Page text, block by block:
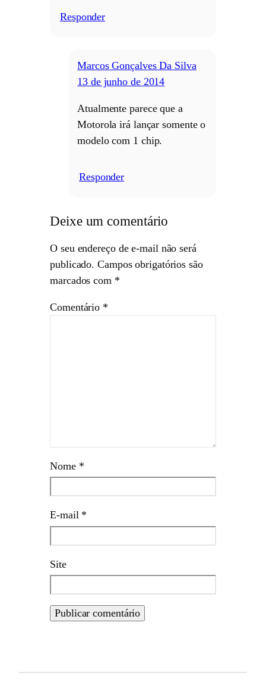
Responder
Marcos Gonçalves Da Silva
13 de junho de 2014
Atualmente parece que a
Motorola irá lançar somente o
modelo com 1 chip.
Responder
Deixe um comentário
O seu endereço de e-mail não será
publicado. Campos obrigatórios são
marcados com *
Comentário *
Nome *
E-mail *
Site